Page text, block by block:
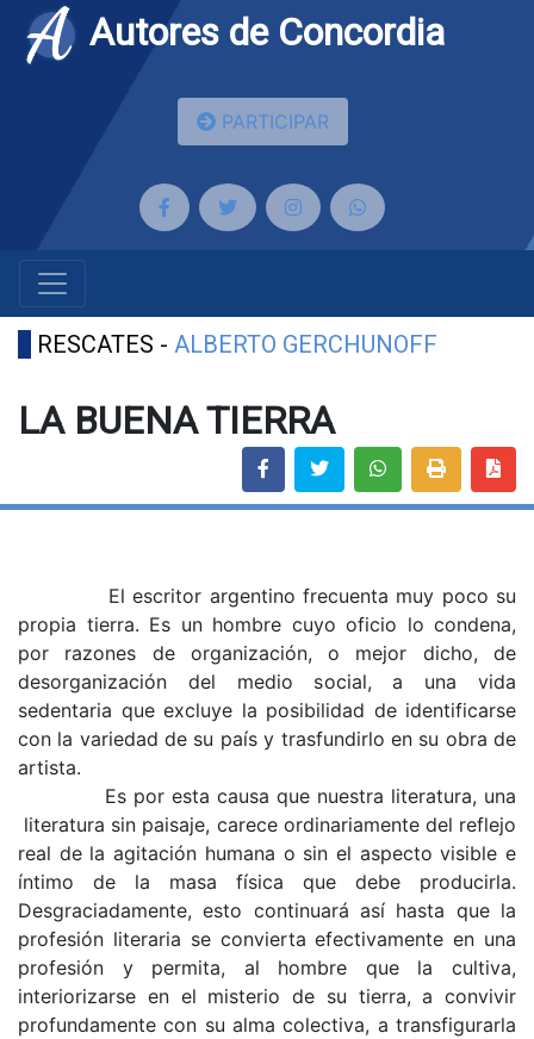
Autores de Concordia
PARTICIPAR
RESCATES - ALBERTO GERCHUNOFF
LA BUENA TIERRA
El escritor argentino frecuenta muy poco su
propia tierra. Es un hombre cuyo oficio lo condena,
por razones de organización, o mejor dicho, de
desorganización del medio social, a una vida
sedentaria que excluye la posibilidad de identificarse
con la variedad de su país y trasfundirlo en su obra de
artista.
Es por esta causa que nuestra literatura, una
literatura sin paisaje, carece ordinariamente del reflejo
real de la agitación humana o sin el aspecto visible e
íntimo de la masa física que debe producirla.
Desgraciadamente, esto continuará así hasta que la
profesión literaria se convierta efec­tivamente en una
profesión y permita, al hombre que la cultiva,
interiorizarse en el misterio de su tierra, a convivir
profundamente con su alma co­lectiva, a transfigurarla